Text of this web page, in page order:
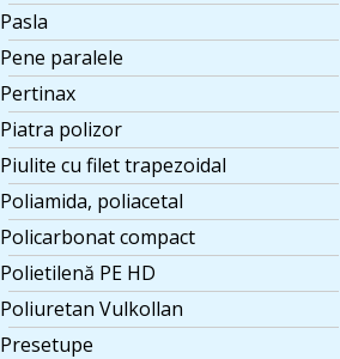
Pasla
Pene paralele
Pertinax
Piatra polizor
Piulite cu filet trapezoidal
Poliamida, poliacetal
Policarbonat compact
Polietilenă PE HD
Poliuretan Vulkollan
Presetupe